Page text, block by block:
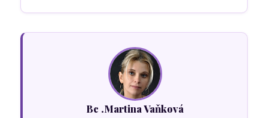
Bc .Martina Vaňková